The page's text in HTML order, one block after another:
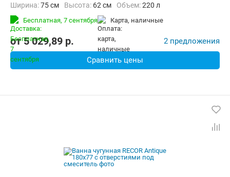
Ширина:75 см Высота: 62 см Объем:220 л
Бесплатная, 7 сентября карта, наличные
от5 029,89 p. 2 предложения
Сравнить цены